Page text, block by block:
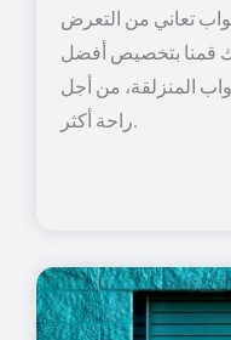
تعاني من التعرض
قمنا بتخصيص أفضل
المنزلقة، من أجل
راحة أكثر.